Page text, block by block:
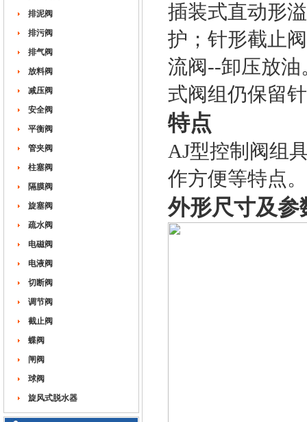
排泥阀
排污阀
排气阀
放料阀
减压阀
安全阀
平衡阀
管夹阀
柱塞阀
隔膜阀
旋塞阀
疏水阀
电磁阀
电液阀
切断阀
调节阀
截止阀
蝶阀
闸阀
球阀
旋风式脱水器
插装式直动形
护；针形截止
流阀--卸压放
式阀组仍保留
特点
AJ型控制阀组
作方便等特点。
外形尺寸及参